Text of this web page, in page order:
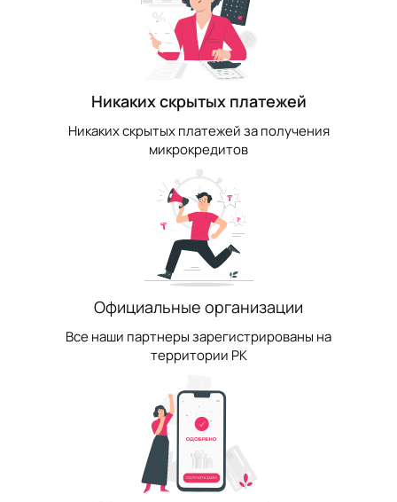
Никаких скрытых платежей
Никаких скрытых платежей за получения
микрокредитов
Официальные организации
Все наши партнеры зарегистрированы на
территории РК